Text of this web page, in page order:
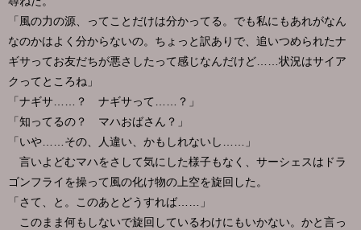
「風の力の源、ってことだけは分かってる。でも私にもあれがなん
なのかはよく分からないの。ちょっと訳ありで、追いつめられたナ
ギサってお友だちが悪さしたって感じなんだけど……状況はサイア
クってところね」
「ナギサ……？ ナギサって……？」
「知ってるの？ マハおばさん？」
「いや……その、人違い、かもしれないし……」
言いよどむマハをさして気にした様子もなく、サーシェスはドラ
ゴンフライを操って風の化け物の上空を旋回した。
「さて、と。このあとどうすれば……」
このまま何もしないで旋回しているわけにもいかない。かと言っ